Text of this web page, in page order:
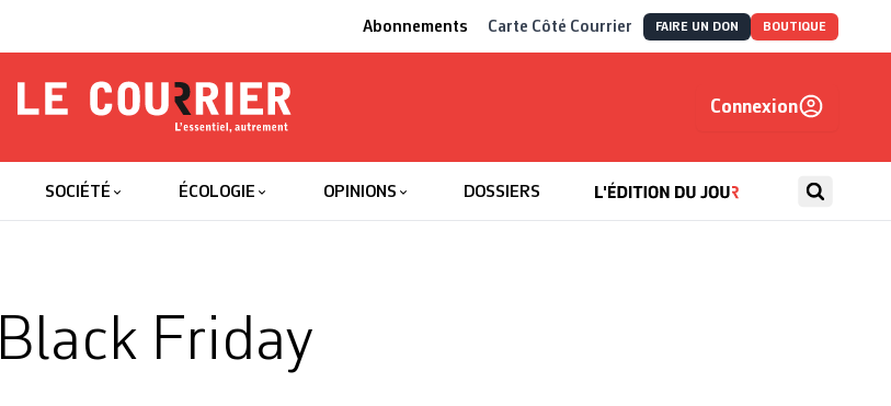
Abonnements Carte Côté Courrier FAIRE UN DON BOUTIQUE
Le Courrier
Connexion
SOCIÉTÉ ÉCOLOGIE OPINIONS DOSSIERS
Black Friday